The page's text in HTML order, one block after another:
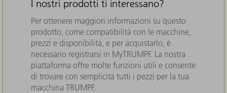
I nostri prodotti ti interessano?
Per ottenere maggiori informazioni su questo
prodotto, come compatibilità con le macchine,
prezzi e disponibilità, e per acquistarlo, è
necessario registrarsi in MyTRUMPF. La nostra
piattaforma offre molte funzioni utili e consente
di trovare con semplicità tutti i pezzi per la tua
macchina TRUMPF.